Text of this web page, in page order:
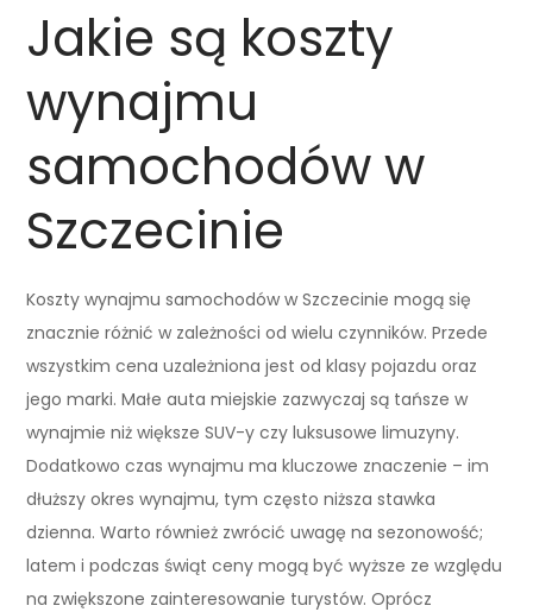
Jakie są koszty
wynajmu
samochodów w
Szczecinie
Koszty wynajmu samochodów w Szczecinie mogą się
znacznie różnić w zależności od wielu czynników. Przede
wszystkim cena uzależniona jest od klasy pojazdu oraz
jego marki. Małe auta miejskie zazwyczaj są tańsze w
wynajmie niż większe SUV-y czy luksusowe limuzyny.
Dodatkowo czas wynajmu ma kluczowe znaczenie – im
dłuższy okres wynajmu, tym często niższa stawka
dzienna. Warto również zwrócić uwagę na sezonowość;
latem i podczas świąt ceny mogą być wyższe ze względu
na zwiększone zainteresowanie turystów. Oprócz